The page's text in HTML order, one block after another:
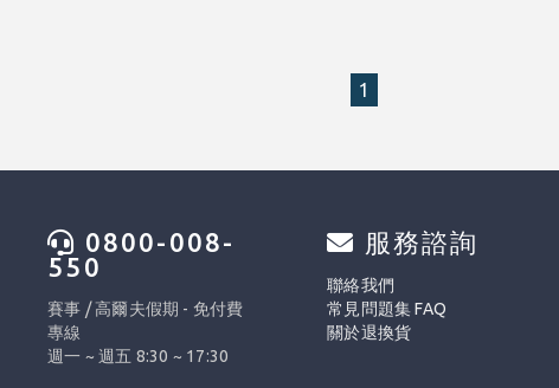
1
0800-008-
550
賽事 / 高爾夫假期 - 免付費
專線
週一 ~ 週五 8:30 ~ 17:30
服務諮詢
聯絡我們
常見問題集 FAQ
關於退換貨